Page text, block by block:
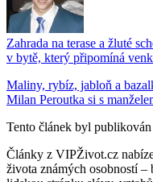
Zahrada na terase a žluté
v bytě, který připomíná
Maliny, rybíz, jabloň a
Milan Peroutka si s
Tento článek byl
Články z VIPŽivot.cz
života známých osobností –